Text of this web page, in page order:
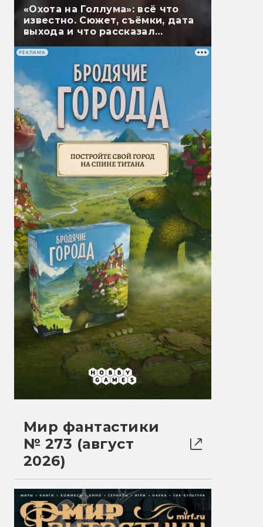
«Охота на Голлума»: всё что
известно. Сюжет, съёмки, дата
выхода и что рассказал
РЕКЛАМА
Мир фантастики
№ 273 (август
2026)